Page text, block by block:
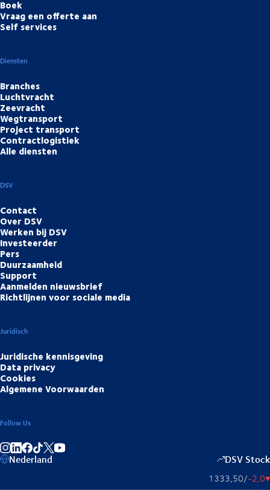
Boek
Vraag een offerte aan
Self services
Diensten
Branches
Luchtvracht
Zeevracht
Wegtransport
Project transport
Contractlogistiek
Alle diensten
DSV
Contact
Over DSV
Werken bij DSV
Investeerder
Pers
Duurzaamheid
Support
Aanmelden nieuwsbrief
Richtlijnen voor sociale media
Juridisch
Juridische kennisgeving
Data privacy
Cookies
Algemene Voorwaarden
Follow Us
Deel op Instagram
Deel op LinkedIn
Deel op Facebook
Deel op TikTok
Nederland DSV Stock
1333,50/-2,0▴